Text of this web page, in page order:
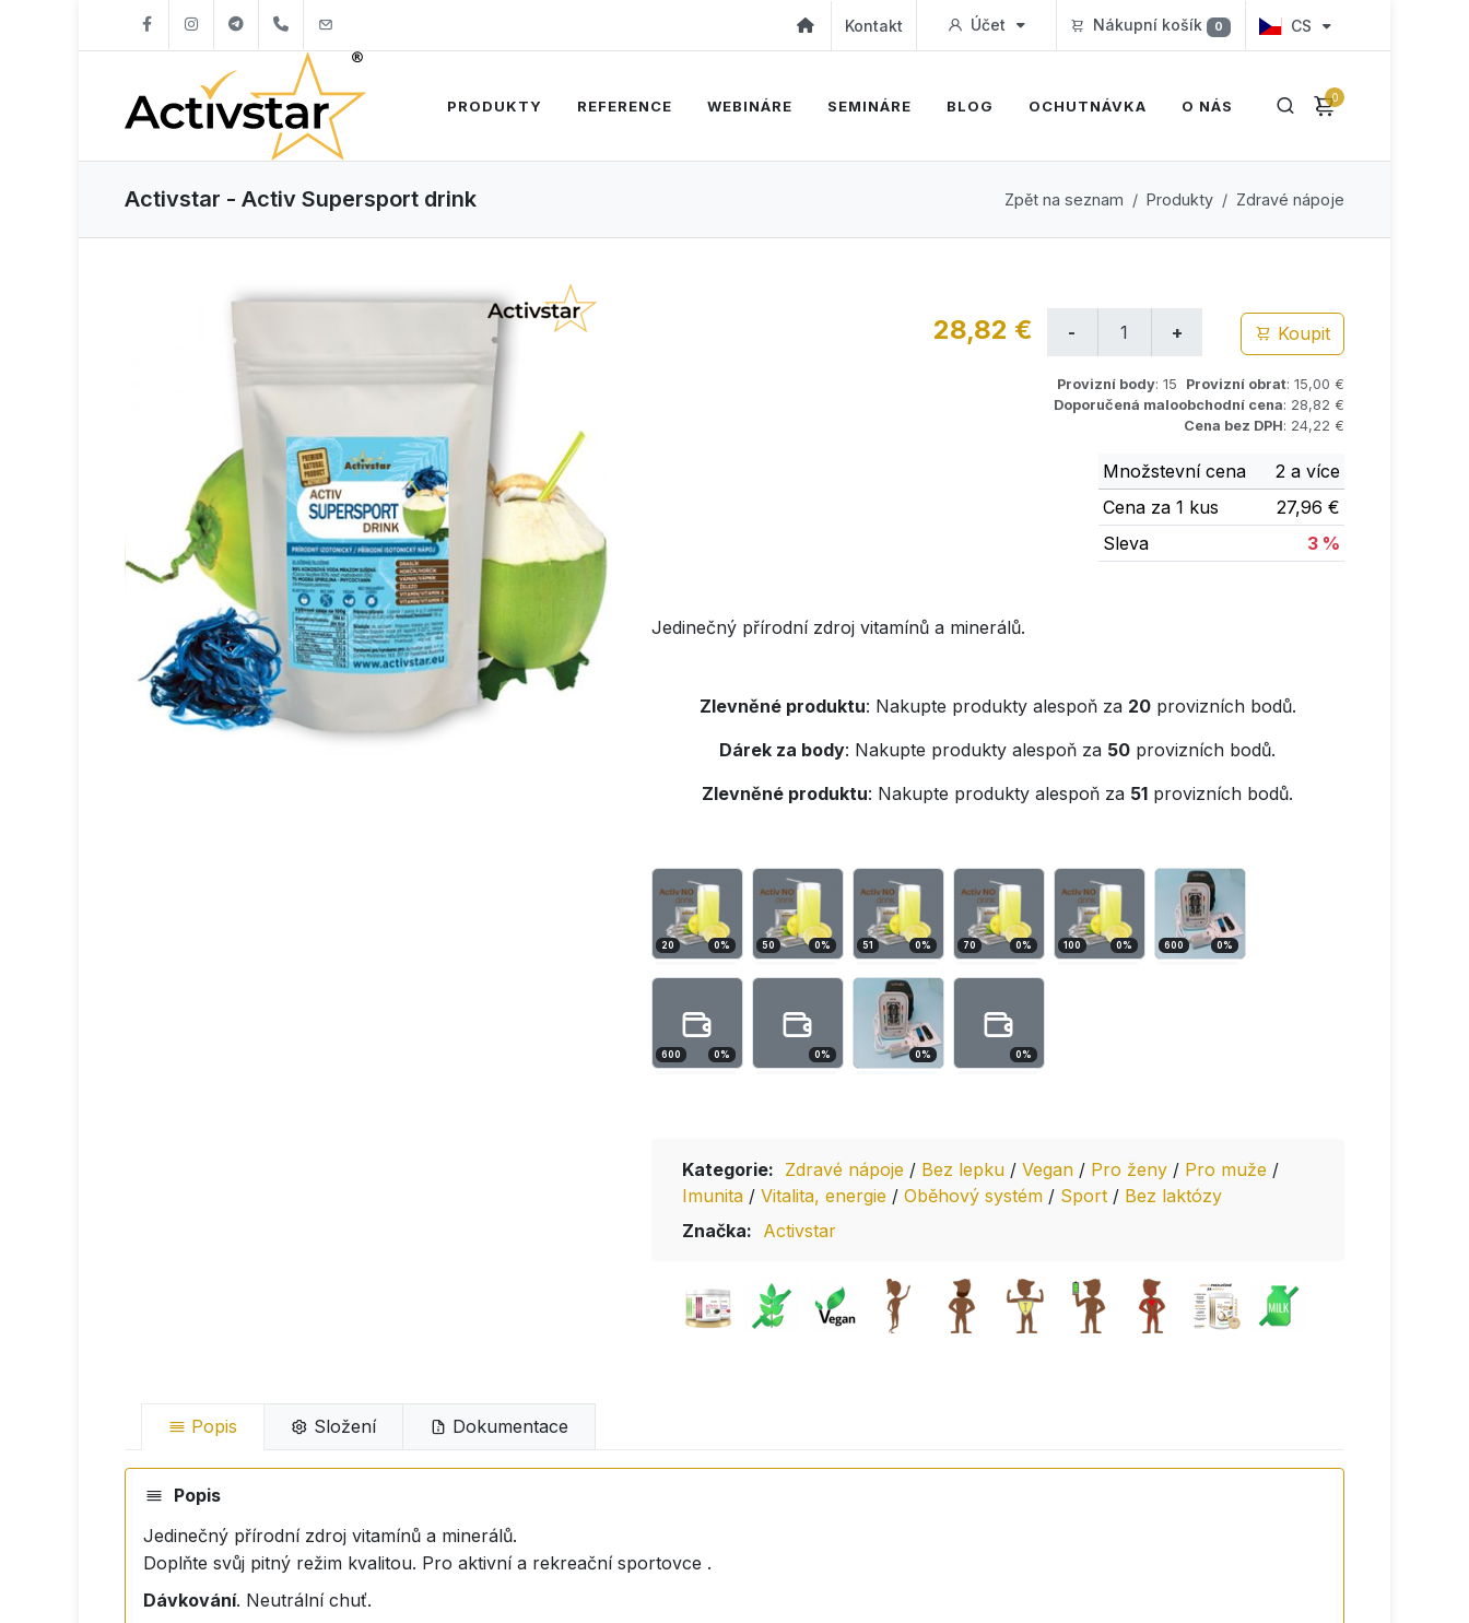
+421904262747 Kontakt Účet Nákupní košík 0 CS
0
PRODUKTY REFERENCE WEBINÁRE SEMINÁRE BLOG OCHUTNÁVKA O NÁS
Activstar - Activ Supersport drink Zpět na seznam Produkty Zdravé nápoje
28,82 € Koupit
Provizní body: 15 Provizní obrat: 15,00 €
Doporučená maloobchodní cena: 28,82 €
Cena bez DPH: 24,22 €
Množstevní cena
2 a více
Cena za 1 kus
27,96 €
Sleva
3 %
Jedinečný přírodní zdroj vitamínů a minerálů.
Zlevněné produktu: Nakupte produkty alespoň za 20provizních bodů.
Dárek za body: Nakupte produkty alespoň za 50 provizních bodů.
Zlevněné produktu: Nakupte produkty alespoň za 51 provizních bodů.
20 0% 50 0% 51 0% 70 0% 100 0% 600 0%
600 0% 0% 0% 0%
Kategorie: Zdravé nápoje / Bez lepku / Vegan / Pro ženy / Pro muže /
Imunita / Vitalita, energie / Oběhový systém / Sport / Bez laktózy
Značka: Activstar
Popis Složení Dokumentace
Popis
Jedinečný přírodní zdroj vitamínů a minerálů.
Doplňte svůj pitný režim kvalitou. Pro aktivní a rekreační sportovce .
Dávkování. Neutrální chuť.